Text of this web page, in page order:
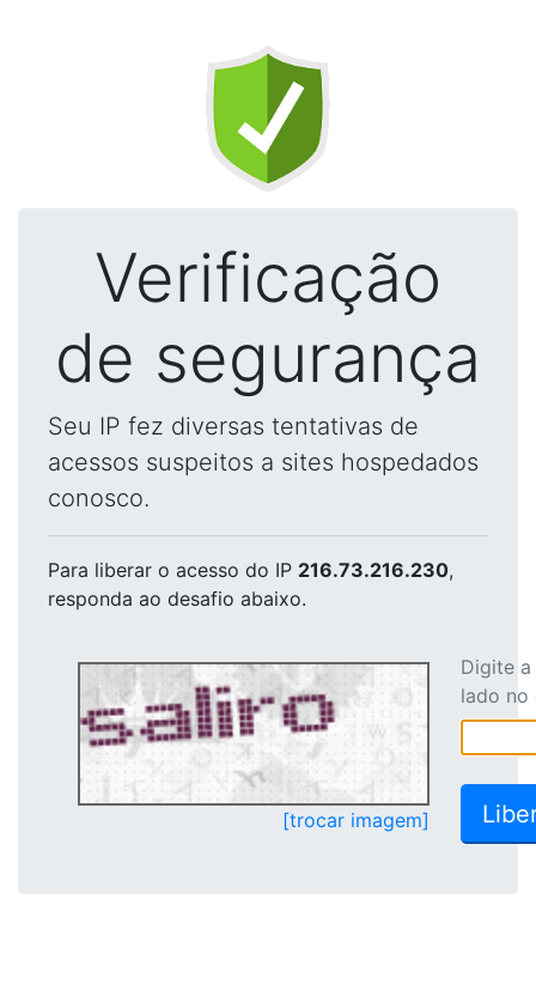
Verificação
de segurança
Seu IP fez diversas tentativas de
acessos suspeitos a sites hospedados
conosco.
Para liberar o acesso do IP 216.73.216.230,
responda ao desafio abaixo.
[trocar imagem]
Digite
lado no